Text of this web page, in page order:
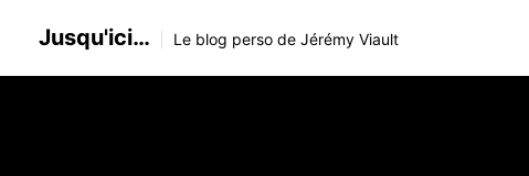
Jusqu'ici… Le blog perso de Jérémy Viault